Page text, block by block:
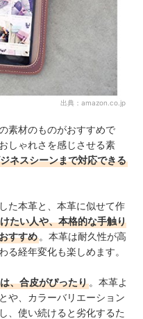
出典： amazon.co.jp
素材のものがおすすめで
しゃれさを感じさせる素
ネスシーンまで対応できる
た本革と、本革に似せて作
たい人や、本格的な手触り
すすめ 。本革は耐久性が高
る経年変化も楽しめます。
、合皮がぴったり 。本革よ
や、カラーバリエーション
、使い続けると劣化するた